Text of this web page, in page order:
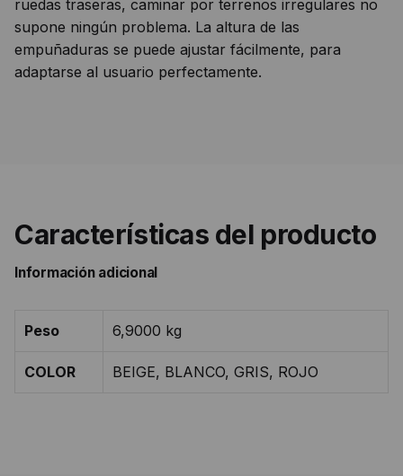
ruedas traseras, caminar por terrenos irregulares no
supone ningún problema. La altura de las
empuñaduras se puede ajustar fácilmente, para
adaptarse al usuario perfectamente.
Características del producto
Información adicional
Peso 6,9000 kg
COLOR BEIGE, BLANCO, GRIS, ROJO